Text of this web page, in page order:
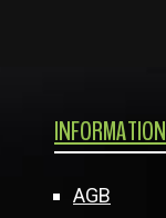
INFORMATION
AGB